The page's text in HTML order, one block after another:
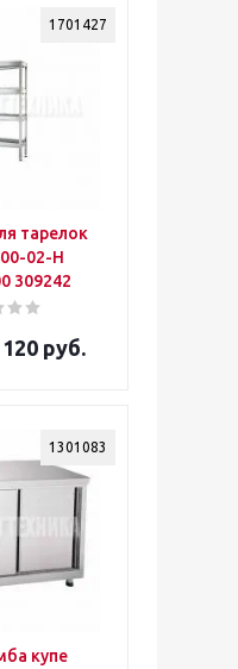
1701427
тарелок
02-Н
309242
руб.
1301083
купе